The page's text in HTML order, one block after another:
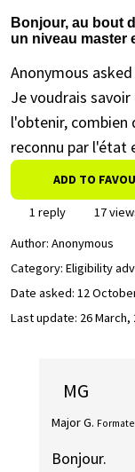
Bonjour, au bout
un niveau master
Anonymous
Je voudrais
l'obtenir,
reconnu par l'état
ADD TO
1 reply
17
Author: Anonymous
Category: Eligibility
Date asked: 12
Last update: 26 March,
MG
Major G.
Bonjour.